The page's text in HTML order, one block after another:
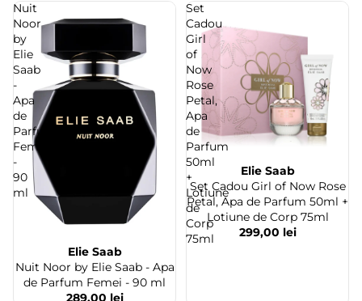
Nuit
Noor
by
Elie
Saab
-
Apa
de
Parfum
Femei
-
90
ml
Elie Saab
Nuit Noor by Elie Saab - Apa
de Parfum Femei - 90 ml
289,00 lei
Set
Cadou
Girl
of
Now
Rose
Petal,
Apa
de
Parfum
50ml
+
Lotiune
de
Corp
75ml
Stoc epuizatElie Saab
Set Cadou Girl of Now Rose
Petal, Apa de Parfum 50ml +
Lotiune de Corp 75ml
299,00 lei